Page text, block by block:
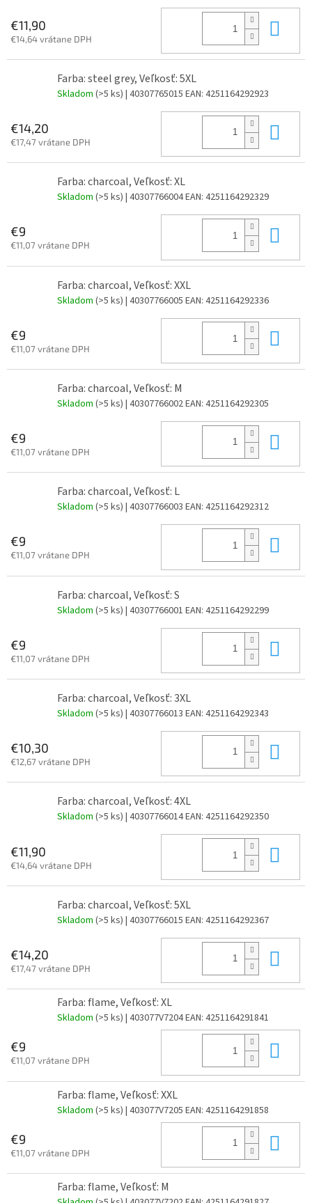
€11,90
€14,64 vrátane DPH
Farba: steel grey, Veľkosť: 5XL
Skladom (>5 ks) | 40307765015 EAN: 4251164292923
€14,20
€17,47 vrátane DPH
Farba: charcoal, Veľkosť: XL
Skladom (>5 ks) | 40307766004EAN: 4251164292329
€9
€11,07 vrátane DPH
Farba: charcoal, Veľkosť: XXL
Skladom (>5 ks) | 40307766005 EAN: 4251164292336
€9
€11,07 vrátane DPH
Farba: charcoal, Veľkosť: M
Skladom (>5 ks) | 40307766002EAN: 4251164292305
€9
€11,07 vrátane DPH
Farba: charcoal, Veľkosť: L
Skladom (>5 ks) | 40307766003 EAN: 4251164292312
€9
€11,07 vrátane DPH
Farba: charcoal, Veľkosť: S
Skladom (>5 ks) | 40307766001 EAN: 4251164292299
€9
€11,07 vrátane DPH
Farba: charcoal, Veľkosť: 3XL
Skladom (>5 ks) | 40307766013 EAN: 4251164292343
€10,30
€12,67 vrátane DPH
Farba: charcoal, Veľkosť: 4XL
Skladom (>5 ks) | 40307766014EAN: 4251164292350
€11,90
€14,64 vrátane DPH
Farba: charcoal, Veľkosť: 5XL
Skladom (>5 ks) | 40307766015 EAN: 4251164292367
€14,20
€17,47 vrátane DPH
Farba: flame, Veľkosť: XL
Skladom (>5 ks) | 403077V7204EAN: 4251164291841
€9
€11,07 vrátane DPH
Farba: flame, Veľkosť: XXL
Skladom (>5 ks) | 403077V7205 EAN: 4251164291858
€9
€11,07 vrátane DPH
Farba: flame, Veľkosť: M